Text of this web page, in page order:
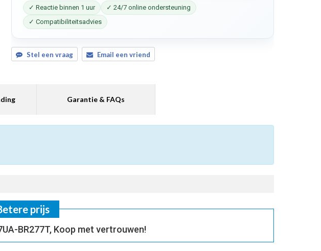
✓ Reactie binnen 1 uur
✓ 24/7 online ondersteuning
✓ Compatibiliteitsadvies
Stel een vraag Email een vriend
Garantie & FAQs
prijs
BR277T, Koop met vertrouwen!